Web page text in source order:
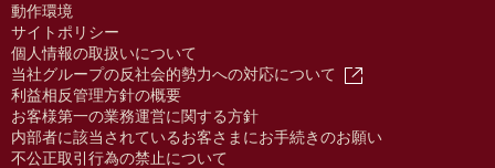
動作環境
サイトポリシー
個人情報の取扱いについて
当社グループの反社会的勢力への対応について
利益相反管理方針の概要
お客様第一の業務運営に関する方針
内部者に該当されているお客さまにお手続きのお願い
不公正取引行為の禁止について